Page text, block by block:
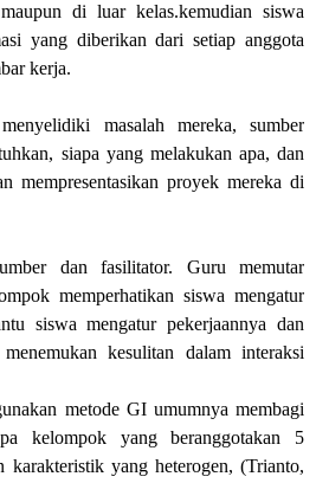
di luar kelas.kemudian siswa
yang diberikan dari setiap anggota
kerja.
masalah mereka, sumber
siapa yang melakukan apa, dan
mempresentasikan proyek mereka di
dan fasilitator. Guru memutar
memperhatikan siswa mengatur
siswa mengatur pekerjaannya dan
kesulitan dalam interaksi
metode GI umumnya membagi
kelompok yang beranggotakan 5
karakteristik yang heterogen, (Trianto,